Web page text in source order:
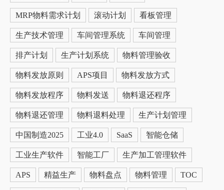
MRP物料需求计划 滚动计划 看板管理
生产技术管理 车间管理系统 车间管理
排产计划 生产计划系统 物料管理验收
物料发放原则 APS项目 物料发放方式
物料发放程序 物料发送 物料退还程序
物料退还管理 物料退料处理 生产计划管理
中国制造2025 工业4.0 SaaS 智能仓储
工业生产软件 智能工厂 生产加工管理软件
APS 精益生产 物料盘点 物料管理 TOC